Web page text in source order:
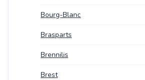
Bourg-Blanc
Brasparts
Brennilis
Brest